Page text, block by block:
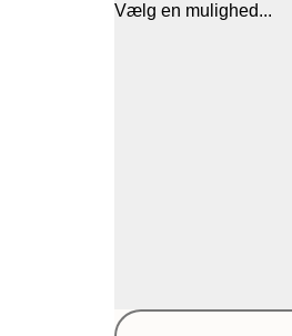
Vælg en mulighed...